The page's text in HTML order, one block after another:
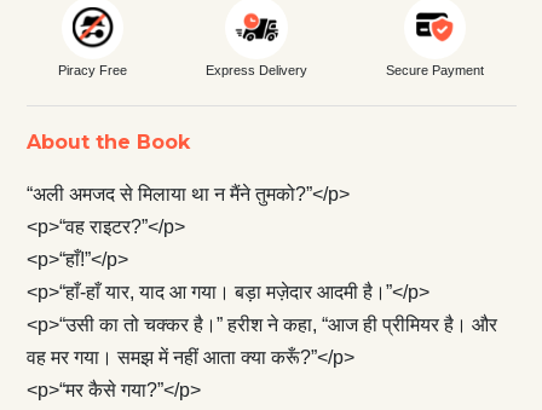
Piracy Free Express Delivery Secure Payment
About the Book
“अली अमजद से मिलाया था न मैंने तुमको?”</p>
<p>“वह राइटर?”</p>
<p>“हाँ!”</p>
<p>“हाँ-हाँ यार, याद आ गया। बड़ा मज़ेदार आदमी है।”</p>
<p>“उसी का तो चक्कर है।” हरीश ने कहा, “आज ही प्रीमियर है। और
वह मर गया। समझ में नहीं आता क्या करूँ?”</p>
<p>“मर कैसे गया?”</p>